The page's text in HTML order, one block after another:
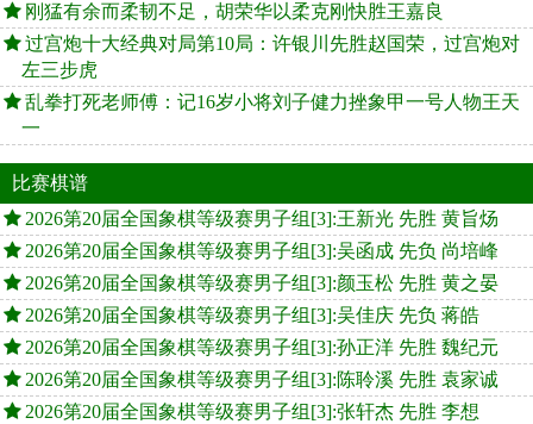
刚猛有余而柔韧不足，胡荣华以柔克刚快胜王嘉良
过宫炮十大经典对局第10局：许银川先胜赵国荣，过宫炮对
左三步虎
乱拳打死老师傅：记16岁小将刘子健力挫象甲一号人物王天
一
比赛棋谱
2026第20届全国象棋等级赛男子组[3]:王新光 先胜 黄旨炀
2026第20届全国象棋等级赛男子组[3]:吴函成 先负 尚培峰
2026第20届全国象棋等级赛男子组[3]:颜玉松 先胜 黄之晏
2026第20届全国象棋等级赛男子组[3]:吴佳庆 先负 蒋皓
2026第20届全国象棋等级赛男子组[3]:孙正洋 先胜 魏纪元
2026第20届全国象棋等级赛男子组[3]:陈聆溪 先胜 袁家诚
2026第20届全国象棋等级赛男子组[3]:张轩杰 先胜 李想